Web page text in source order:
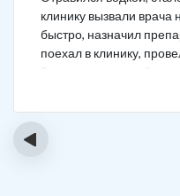
клинику вызвали
быстро, назначил
поехал в клинику,
Записался на
что в рот водку
испугался.
‹